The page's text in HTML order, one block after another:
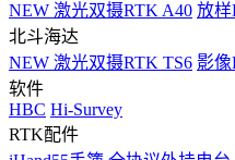
NEW 激光双摄RTK A40 放样
北斗海达
NEW 激光双摄RTK TS6 影像
软件
HBC Hi-Survey
RTK配件